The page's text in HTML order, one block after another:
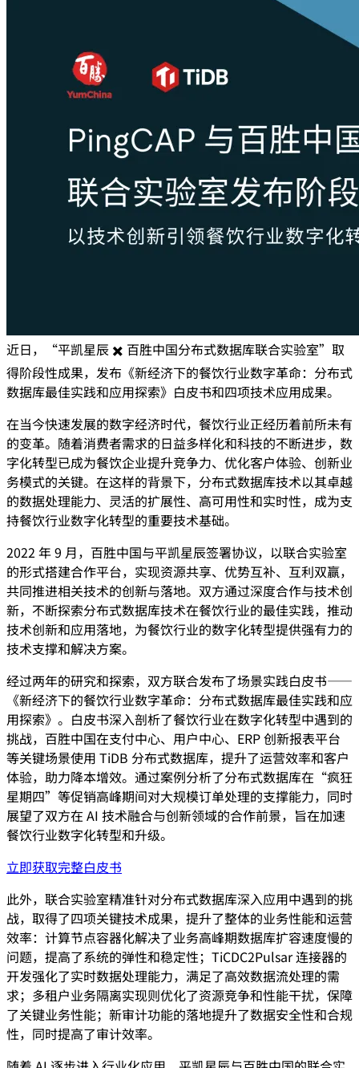
近日，“平凯星辰 ✖️ 百胜中国分布式数据库联合实验室”取
得阶段性成果，发布《新经济下的餐饮行业数字革命：分布式
数据库最佳实践和应用探索》白皮书和四项技术应用成果。
在当今快速发展的数字经济时代，餐饮行业正经历着前所未有
的变革。随着消费者需求的日益多样化和科技的不断进步，数
字化转型已成为餐饮企业提升竞争力、优化客户体验、创新业
务模式的关键。在这样的背景下，分布式数据库技术以其卓越
的数据处理能力、灵活的扩展性、高可用性和实时性，成为支
持餐饮行业数字化转型的重要技术基础。
2022 年 9 月，百胜中国与平凯星辰签署协议，以联合实验室
的形式搭建合作平台，实现资源共享、优势互补、互利双赢，
共同推进相关技术的创新与落地。双方通过深度合作与技术创
新，不断探索分布式数据库技术在餐饮行业的最佳实践，推动
技术创新和应用落地，为餐饮行业的数字化转型提供强有力的
技术支撑和解决方案。
经过两年的研究和探索，双方联合发布了场景实践白皮书——
《新经济下的餐饮行业数字革命：分布式数据库最佳实践和应
用探索》。白皮书深入剖析了餐饮行业在数字化转型中遇到的
挑战，百胜中国在支付中心、用户中心、ERP 创新报表平台
等关键场景使用 TiDB 分布式数据库，提升了运营效率和客户
体验，助力降本增效。通过案例分析了分布式数据库在“疯狂
星期四”等促销高峰期间对大规模订单处理的支撑能力，同时
展望了双方在 AI 技术融合与创新领域的合作前景，旨在加速
餐饮行业数字化转型和升级。
立即获取完整白皮书
此外，联合实验室精准针对分布式数据库深入应用中遇到的挑
战，取得了四项关键技术成果，提升了整体的业务性能和运营
效率：计算节点容器化解决了业务高峰期数据库扩容速度慢的
问题，提高了系统的弹性和稳定性；TiCDC2Pulsar 连接器的
开发强化了实时数据处理能力，满足了高效数据流处理的需
求；多租户业务隔离实现则优化了资源竞争和性能干扰，保障
了关键业务性能；新审计功能的落地提升了数据安全性和合规
性，同时提高了审计效率。